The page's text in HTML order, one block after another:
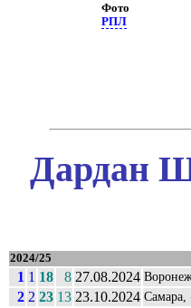
Фото
РПЛ
Дардан
2024/25
1 1 18 8 27.08.2024
2 2 23 13 23.10.2024 Самара,